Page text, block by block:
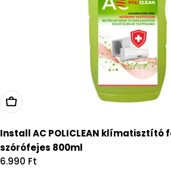
Kosárba
Install AC POLICLEAN klímatisztító
szórófejes 800ml
Regular
6.990 Ft